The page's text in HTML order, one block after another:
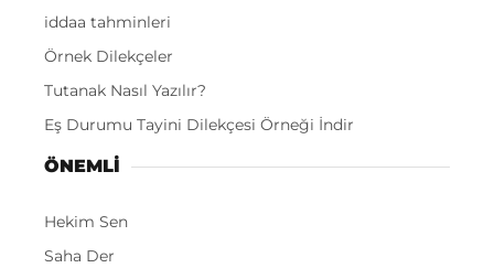
iddaa tahminleri
Örnek Dilekçeler
Tutanak Nasıl Yazılır?
Eş Durumu Tayini Dilekçesi Örneği İndir
ÖNEMLI
Hekim Sen
Saha Der